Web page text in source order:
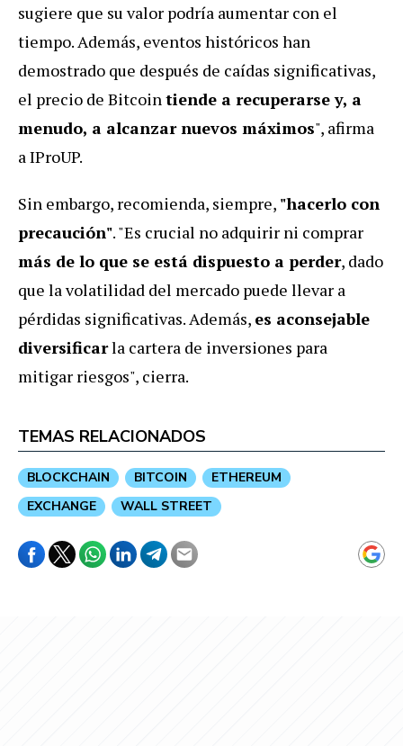
sugiere que su valor podría aumentar con el
tiempo. Además, eventos históricos han
demostrado que después de caídas significativas,
el precio de Bitcointiende a recuperarse y, a
menudo, a alcanzar nuevos máximos", afirma
a IProUP.
Sin embargo, recomienda, siempre, "hacerlo con
precaución". "Es crucial no adquirir ni comprar
más de lo que se está dispuesto a perder, dado
que la volatilidad del mercado puede llevar a
pérdidas significativas. Además, es aconsejable
diversificarla cartera de inversiones para
mitigar riesgos", cierra.
TEMAS RELACIONADOS
BLOCKCHAIN BITCOIN
ETHEREUM
EXCHANGE
WALL STREET